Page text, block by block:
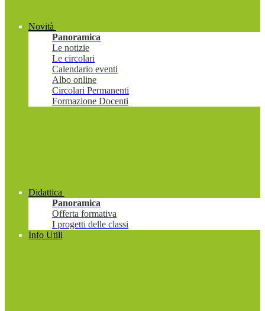
Novità
Panoramica
Le notizie
Le circolari
Calendario eventi
Albo online
Circolari Permanenti
Formazione Docenti
Didattica
Panoramica
Offerta formativa
I progetti delle classi
Info Utili